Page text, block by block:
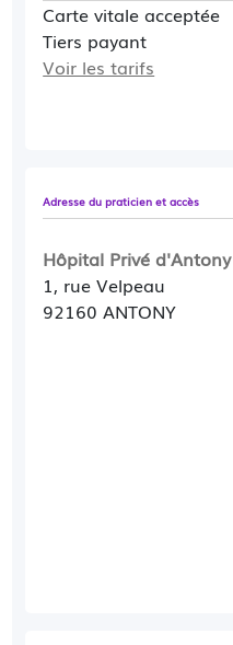
Carte vitale acceptée
Tiers payant
Voir les tarifs
Adresse du praticien et accès
Hôpital Privé d'Antony
1, rue Velpeau
92160 ANTONY